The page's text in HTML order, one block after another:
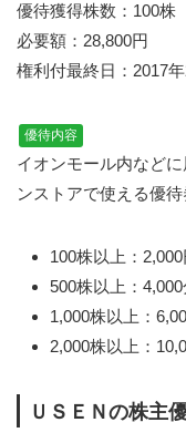
優待獲得株数：100株
必要額：28,800円
権利付最終日：2017
優待内容
イオンモール内など
ンストアで使える優待
100株以上：2,000
500株以上：4,000
1,000株以上：
2,000株以上：
ＵＳＥＮの株主